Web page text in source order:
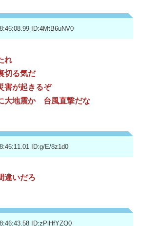
ID:4MtB6uNV0
れ
切る気だ
害が起きるぞ
大地震か 台風直撃だな
ID:g/E/8z1d0
違いだろ
ID:zPiHfYZQ0